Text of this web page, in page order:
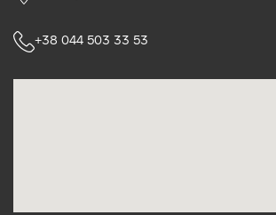
+38 044 503 33 53